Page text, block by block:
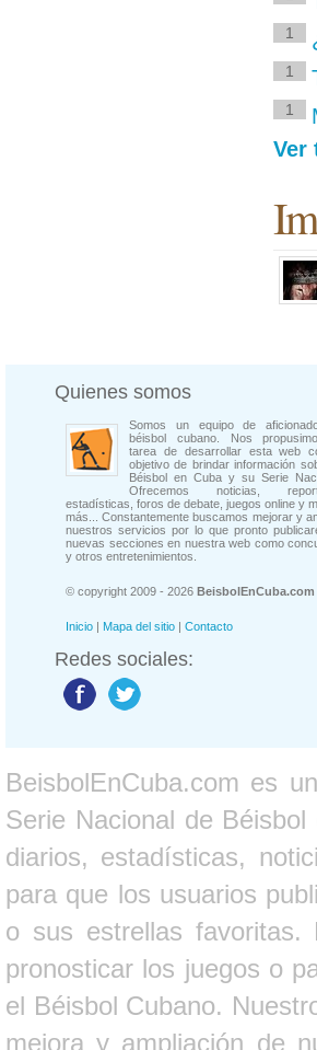
1
1
1
Ver
Quienes somos
Somos un equipo de
béisbol cubano. Nos
tarea de desarrollar esta web
objetivo de brindar información
Béisbol en Cuba y su Serie
Ofrecemos noticias,
estadísticas, foros de debate, juegos online y
más... Constantemente buscamos mejorar y
nuestros servicios por lo que pronto
nuevas secciones en nuestra web como
y otros entretenimientos.
© copyright 2009 - 2026 BeisbolEnCuba.com
Inicio | Mapa del sitio | Contacto
Redes sociales:
BeisbolEnCuba.com es
Serie Nacional de
diarios, estadísticas,
para que los usuarios
o sus estrellas favoritas.
pronosticar los juegos o
el Béisbol Cubano.
mejora y ampliación de